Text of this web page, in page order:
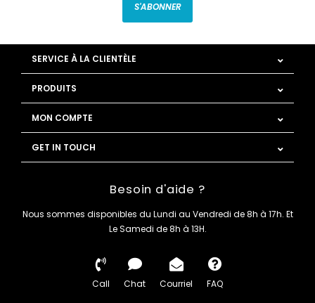
S'ABONNER
SERVICE À LA CLIENTÈLE
PRODUITS
MON COMPTE
GET IN TOUCH
Besoin d'aide ?
Nous sommes disponibles du Lundi au Vendredi de 8h à 17h. Et
Le Samedi de 8h à 13H.
Call Chat Courriel FAQ